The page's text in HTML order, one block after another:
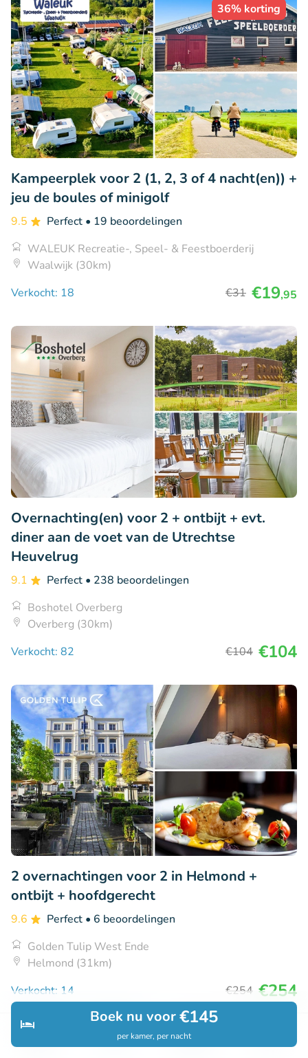
Zoeken Boekingen
Boek nu voor€145
per kamer, per nacht
36% korting
Kampeerplek voor 2 (1, 2, 3 of 4 nacht(en)) +
jeu de boules of minigolf
9.5 Perfect • 19 beoordelingen
WALEUK Recreatie-, Speel- & Feestboerderij
Waalwijk (30km)
Verkocht: 18
€31 €19,95
Overnachting(en) voor 2 + ontbijt + evt.
diner aan de voet van de Utrechtse
Heuvelrug
9.1 Perfect • 238 beoordelingen
Boshotel Overberg
Overberg (30km)
Verkocht: 82
€104 €104
2 overnachtingen voor 2 in Helmond +
ontbijt + hoofdgerecht
9.6 Perfect • 6 beoordelingen
Golden Tulip West Ende
Helmond (31km)
Verkocht: 14
€254 €254
21% korting